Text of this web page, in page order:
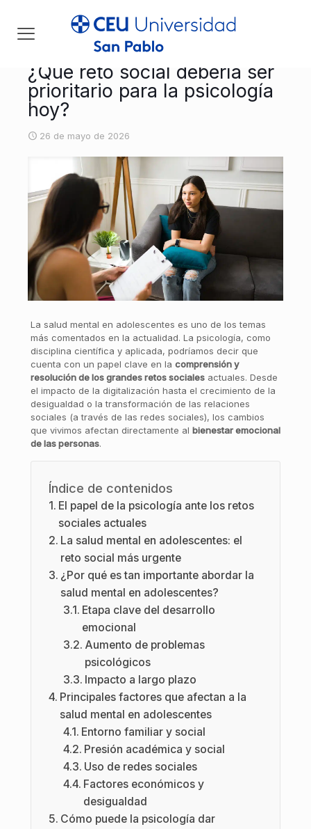
¿Qué reto social debería ser
prioritario para la psicología
hoy?
26 de mayo de 2026
La salud mental en adolescentes es uno de los temas
más comentados en la actualidad. La psicología, como
disciplina científica y aplicada, podríamos decir que
cuenta con un papel clave en la comprensión y
resolución de los grandes retos socialesactuales. Desde
el impacto de la digitalización hasta el crecimiento de la
desigualdad o la transformación de las relaciones
sociales (a través de las redes sociales), los cambios
que vivimos afectan directamente al bienestar emocional
de las personas.
Índice de contenidos
El papel de la psicología ante los retos
sociales actuales
La salud mental en adolescentes: el
reto social más urgente
¿Por qué es tan importante abordar la
salud mental en adolescentes?
Etapa clave del desarrollo
emocional
Aumento de problemas
psicológicos
Impacto a largo plazo
Principales factores que afectan a la
salud mental en adolescentes
Entorno familiar y social
Presión académica y social
Uso de redes sociales
Factores económicos y
desigualdad
Cómo puede la psicología dar